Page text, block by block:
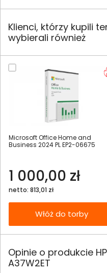
Klienci, którzy kupili
wybierali również
Microsoft Office Home and
Business 2024 PL EP2-06675
1 000,00 zł
netto: 813,01 zł
Włóż do torby
Opinie o produkcie HP
A37W2ET